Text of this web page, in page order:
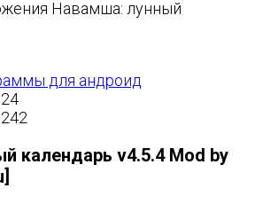
для андроид
календарь v4.5.4 Mod by